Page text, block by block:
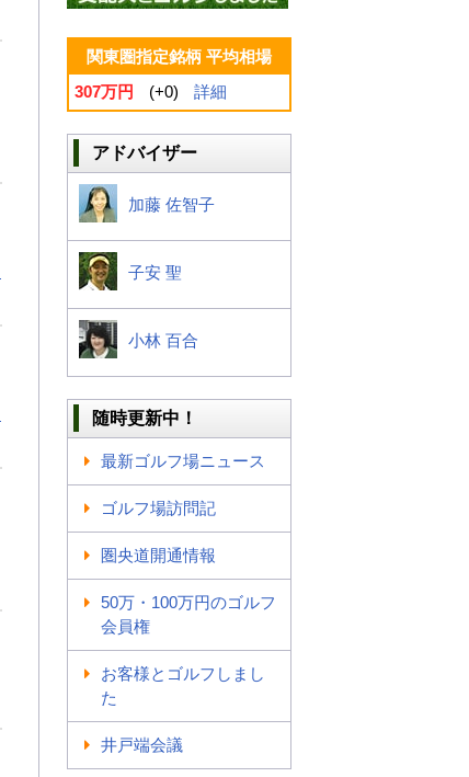
関東圏指定銘柄 平均相場
307万円
(+0) 詳細
アドバイザー
加藤 佐智子
子安 聖
小林 百合
随時更新中！
最新ゴルフ場ニュース
ゴルフ場訪問記
圏央道開通情報
50万・100万円のゴルフ
会員権
お客様とゴルフしまし
た
井戸端会議